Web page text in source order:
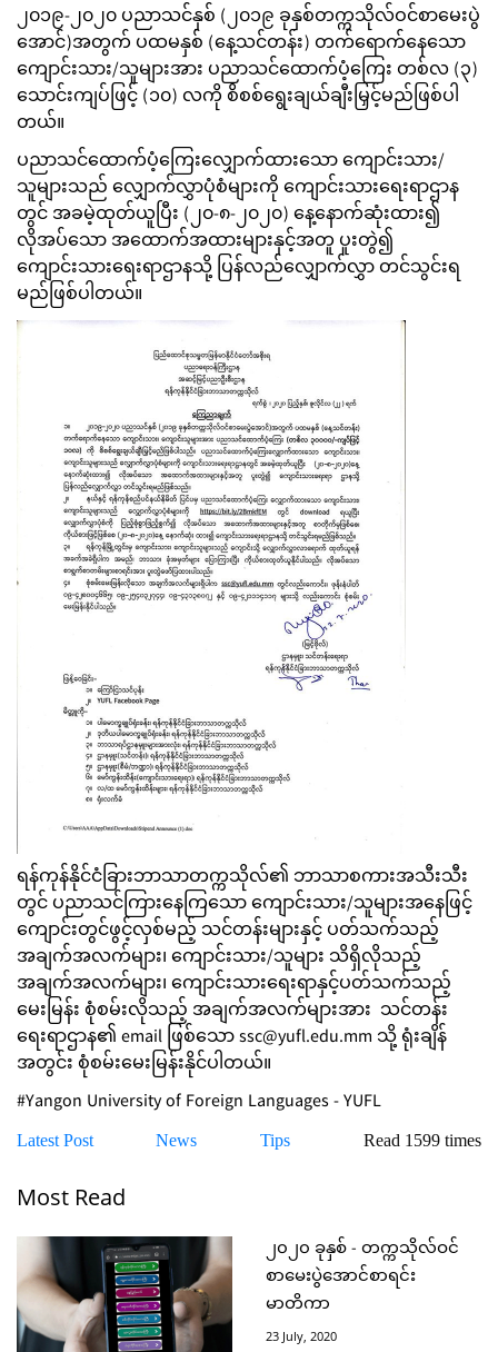
၂၀၁၉-၂၀၂၀ ပညာသင်နှစ် (၂၀၁၉ ခုနှစ်တက္ကသိုလ်ဝင်စာမေးပွဲ
အောင်)အတွက် ပထမနှစ် (နေ့သင်တန်း) တက်ရောက်နေသော
ကျောင်းသား/သူများအား ပညာသင်ထောက်ပံ့ကြေး တစ်လ (၃)
သောင်းကျပ်ဖြင့် (၁၀) လကို စိစစ်ရွေးချယ်ချီးမြှင့်မည်ဖြစ်ပါ
တယ်။
ပညာသင်ထောက်ပံ့ကြေးလျှောက်ထားသော ကျောင်းသား/
သူများသည် လျှောက်လွှာပုံစံများကို ကျောင်းသားရေးရာဌာန
တွင် အခမဲ့ထုတ်ယူပြီး (၂၀-၈-၂၀၂၀) နေ့နောက်ဆုံးထား၍
လိုအပ်သော အထောက်အထားများနှင့်အတူ ပူးတွဲ၍
ကျောင်းသားရေးရာဌာနသို့ ပြန်လည်လျှောက်လွှာ တင်သွင်းရ
မည်ဖြစ်ပါတယ်။
ရန်ကုန်နိုင်ငံခြားဘာသာတက္ကသိုလ်၏ ဘာသာစကားအသီးသီး
တွင် ပညာသင်ကြားနေကြသော ကျောင်းသား/သူများအနေဖြင့်
ကျောင်းတွင်ဖွင့်လှစ်မည့် သင်တန်းများနှင့် ပတ်သက်သည့်
အချက်အလက်များ၊ ကျောင်းသား/သူများ သိရှိလိုသည့်
အချက်အလက်များ၊ ကျောင်းသားရေးရာနှင့်ပတ်သက်သည့်
မေးမြန်း စုံစမ်းလိုသည့် အချက်အလက်များအား သင်တန်း
ရေးရာဌာန၏ email ဖြစ်သောssc@yufl.edu.mm သို့ ရုံးချိန်
အတွင်း စုံစမ်းမေးမြန်းနိုင်ပါတယ်။
#Yangon University of Foreign Languages - YUFL
Latest Post News Tips Read 1599 times
Most Read
၂၀၂၀ ခုနှစ် - တက္ကသိုလ်ဝင်
စာမေးပွဲအောင်စာရင်း
မာတိကာ
23 July, 2020